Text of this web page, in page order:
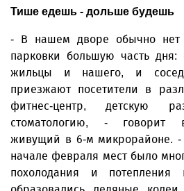
Тише едешь - дольше будешь
- В нашем дворе обычно нет
парковки большую часть
жильцы и нашего, и
приезжают посетители в
фитнес-центр, детскую
стоматологию, - говорит
живущий в 6-м микрорайоне.
начале февраля мест было
похолодания и потепления